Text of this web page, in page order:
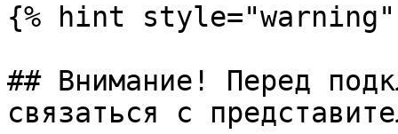
{% hint style="warning"
## Внимание! Перед
связаться с